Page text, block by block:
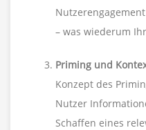
– was wiederum
Priming und
Konzept des
Nutzer
Schaffen eines